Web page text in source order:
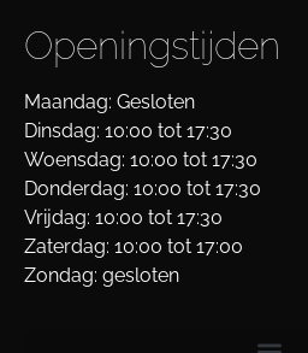
Openingstijden
Maandag: Gesloten
Dinsdag: 10:00 tot 17:30
Woensdag: 10:00 tot 17:30
Donderdag: 10:00 tot 17:30
Vrijdag: 10:00 tot 17:30
Zaterdag: 10:00 tot 17:00
Zondag: gesloten